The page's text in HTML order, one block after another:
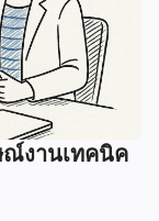
งานเทคนิค